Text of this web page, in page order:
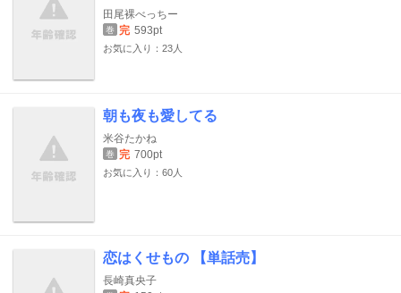
田尾裸べっちー
巻 完 593pt
お気に入り：23人
朝も夜も愛してる
米谷たかね
巻 完 700pt
お気に入り：60人
恋はくせもの 【単話売】
長崎真央子